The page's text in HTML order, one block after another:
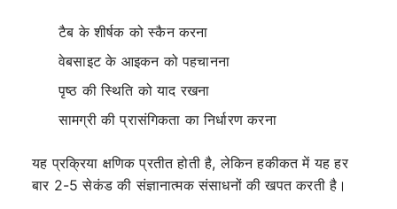
टैब के शीर्षक को स्कैन करना
वेबसाइट के आइकन को पहचानना
पृष्ठ की स्थिति को याद रखना
सामग्री की प्रासंगिकता का निर्धारण करना
यह प्रक्रिया क्षणिक प्रतीत होती है, लेकिन हकीकत में यह हर
बार 2-5 सेकंड की संज्ञानात्मक संसाधनों की खपत करती है।